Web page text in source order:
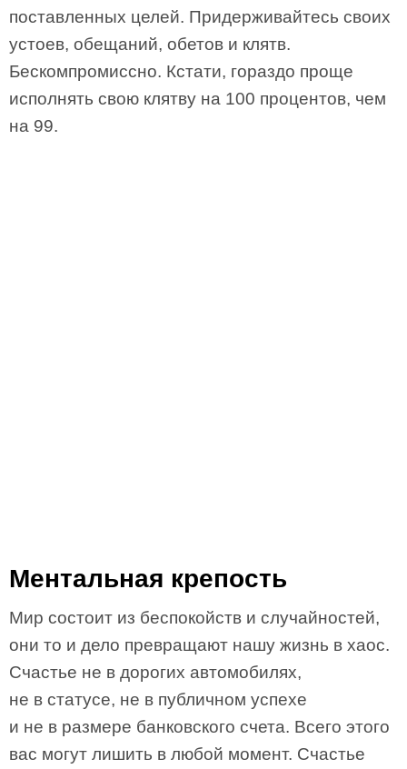
поставленных целей. Придерживайтесь своих
устоев, обещаний, обетов и клятв.
Бескомпромиссно. Кстати, гораздо проще
исполнять свою клятву на 100 процентов, чем
на 99.
Ментальная крепость
Мир состоит из беспокойств и случайностей,
они то и дело превращают нашу жизнь в хаос.
Счастье не в дорогих автомобилях,
не в статусе, не в публичном успехе
и не в размере банковского счета. Всего этого
вас могут лишить в любой момент. Счастье